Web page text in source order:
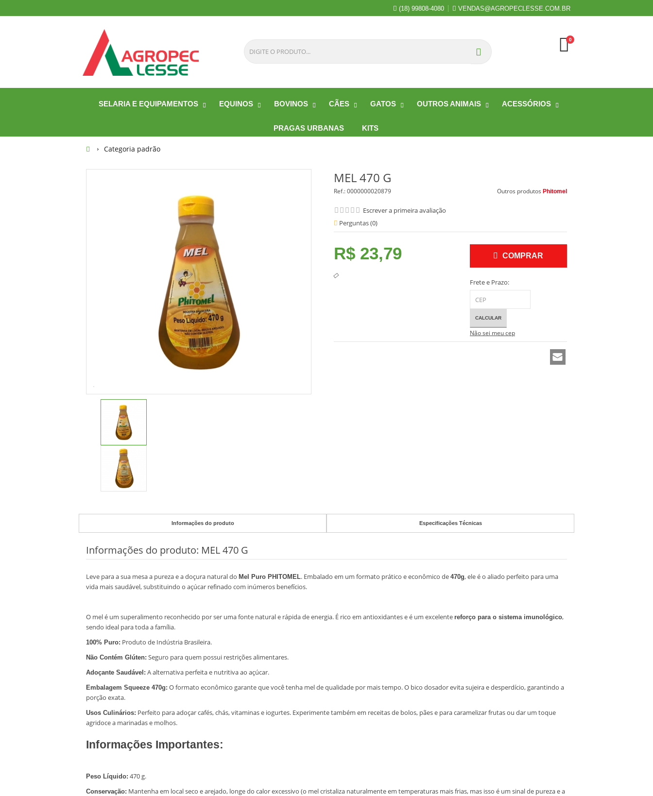
(18) 99808-4080 VENDAS@AGROPECLESSE.COM.BR
0
SELARIA E EQUIPAMENTOS EQUINOS BOVINOS CÃES GATOS OUTROS ANIMAIS ACESSÓRIOS
PRAGAS URBANAS KITS
Categoria padrão
MEL 470 G
Ref.:0000000020879 Outros produtos Phitomel
Escrever a primeira avaliação
Perguntas (0)
R$ 23,79 COMPRAR
Frete e Prazo:
CALCULAR
Não sei meu cep
Informações do produto Especificações Técnicas
Informações do produto: MEL 470 G
Leve para a sua mesa a pureza e a doçura natural do Mel Puro PHITOMEL. Embalado em um formato prático e econômico de 470g, ele é o aliado perfeito para uma
vida mais saudável, substituindo o açúcar refinado com inúmeros benefícios.
O mel é um superalimento reconhecido por ser uma fonte natural e rápida de energia. É rico em antioxidantes e é um excelente reforço para o sistema imunológico,
sendo ideal para toda a família.
100% Puro: Produto de Indústria Brasileira.
Não Contém Glúten: Seguro para quem possui restrições alimentares.
Adoçante Saudável: A alternativa perfeita e nutritiva ao açúcar.
Embalagem Squeeze 470g: O formato econômico garante que você tenha mel de qualidade por mais tempo. O bico dosador evita sujeira e desperdício, garantindo a
porção exata.
Usos Culinários: Perfeito para adoçar cafés, chás, vitaminas e iogurtes. Experimente também em receitas de bolos, pães e para caramelizar frutas ou dar um toque
agridoce a marinadas e molhos.
Informações Importantes:
Peso Líquido: 470 g.
Conservação: Mantenha em local seco e arejado, longe do calor excessivo (o mel cristaliza naturalmente em temperaturas mais frias, mas isso é um sinal de pureza e a